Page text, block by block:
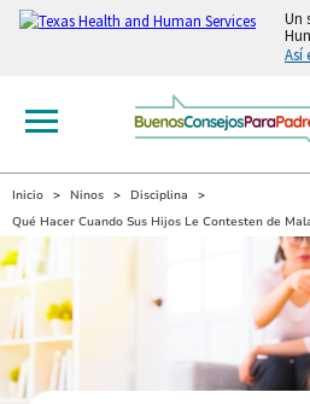
Un
Así
Inicio Ninos
Disciplina
Qué Hacer Cuando Sus Hijos Le Contesten de